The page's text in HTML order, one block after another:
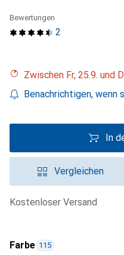
2
Bewertungen
Zwischen Fr, 25.9. und
Benachrichtigen, wenn
In
Vergleichen
kostenloser Versand
Farbe 115